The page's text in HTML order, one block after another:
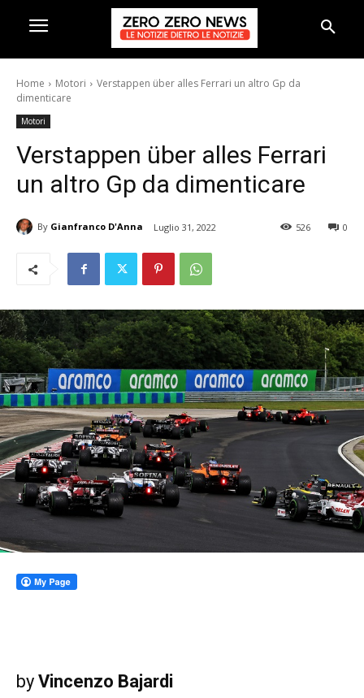
Home Motori
Verstappen über alles Ferrari un altro Gp da
dimenticare
Motori
Verstappen über alles Ferrari
un altro Gp da dimenticare
By Gianfranco D'Anna Luglio 31, 2022 0
526
by Vincenzo Bajardi